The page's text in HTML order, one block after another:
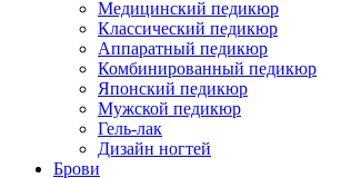
Медицинский педикюр
Классический педикюр
Аппаратный педикюр
Комбинированный педикюр
Японский педикюр
Мужской педикюр
Гель-лак
Дизайн ногтей
Брови